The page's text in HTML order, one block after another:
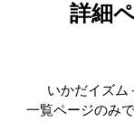
詳細
いかだイズム
一覧ページのみ